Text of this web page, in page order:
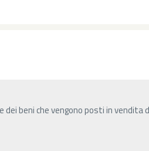
beni che vengono posti in vendita